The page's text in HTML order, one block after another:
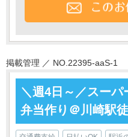
掲載管理 ／ NO.22395-aaS-1
＼週4日～／スー
弁当作り＠川崎駅